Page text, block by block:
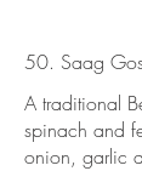
50. Saag
A traditional
spinach and
onion, garlic